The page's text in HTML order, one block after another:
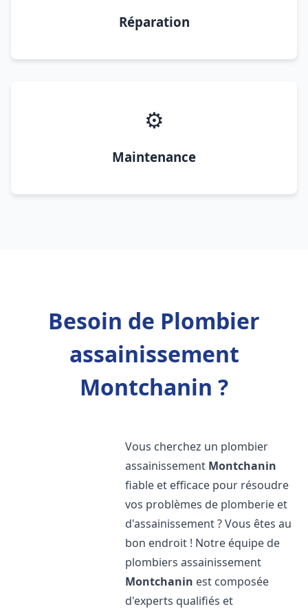
Réparation
⚙️
Maintenance
Besoin de Plombier
assainissement
Montchanin ?
Vous cherchez un plombier
assainissement Montchanin
fiable et efficace pour résoudre
vos problèmes de plomberie et
d'assainissement ? Vous êtes au
bon endroit ! Notre équipe de
plombiers assainissement
Montchanin est composée
d'experts qualifiés et